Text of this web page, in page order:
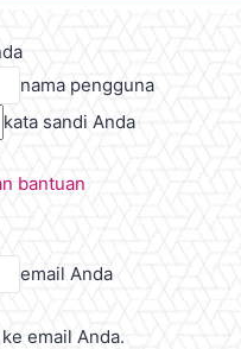
nama pengguna
kata sandi Anda
bantuan
email Anda
email Anda.